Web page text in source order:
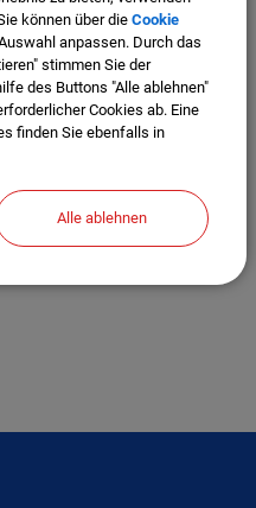
können über die Cookie
anpassen. Durch das
stimmen Sie der
des Buttons "Alle ablehnen"
Cookies ab. Eine
finden Sie ebenfalls in
Alle ablehnen